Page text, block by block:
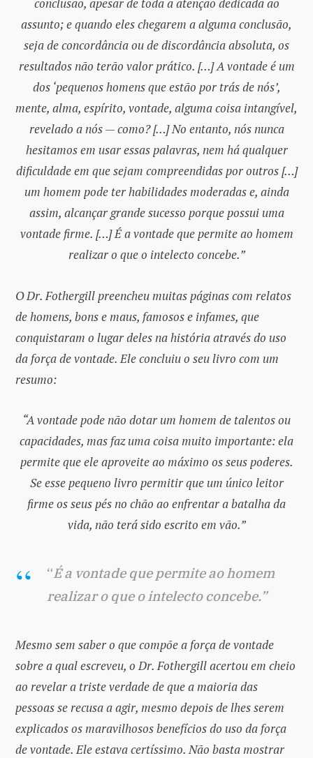
conclusão, apesar de toda a atenção dedicada ao
assunto; e quando eles chegarem a alguma conclusão,
seja de concordância ou de discordância absoluta, os
resultados não terão valor prático. […] A vontade é um
dos ‘pequenos homens que estão por trás de nós’,
mente, alma, espírito, vontade, alguma coisa intangível,
revelado a nós — como? […] No entanto, nós nunca
hesitamos em usar essas palavras, nem há qualquer
dificuldade em que sejam compreendidas por outros […]
um homem pode ter habilidades moderadas e, ainda
assim, alcançar grande sucesso porque possui uma
vontade firme. […] É a vontade que permite ao homem
realizar o que o intelecto concebe.”
O Dr. Fothergill preencheu muitas páginas com relatos
de homens, bons e maus, famosos e infames, que
conquistaram o lugar deles na história através do uso
da força de vontade. Ele concluiu o seu livro com um
resumo:
“A vontade pode não dotar um homem de talentos ou
capacidades, mas faz uma coisa muito importante: ela
permite que ele aproveite ao máximo os seus poderes.
Se esse pequeno livro permitir que um único leitor
firme os seus pés no chão ao enfrentar a batalha da
vida, não terá sido escrito em vão.”
“É a vontade que permite ao homem
realizar o que o intelecto concebe.”
Mesmo sem saber o que compõe a força de vontade
sobre a qual escreveu, o Dr. Fothergill acertou em cheio
ao revelar a triste verdade de que a maioria das
pessoas se recusa a agir, mesmo depois de lhes serem
explicados os maravilhosos benefícios do uso da força
de vontade. Ele estava certíssimo. Não basta mostrar